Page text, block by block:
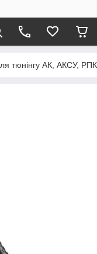
тюнінгу АК, АКСУ,